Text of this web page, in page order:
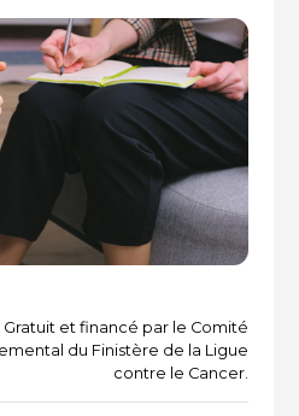
Gratuit et financé par le Comité
du Finistère de la Ligue
contre le Cancer.